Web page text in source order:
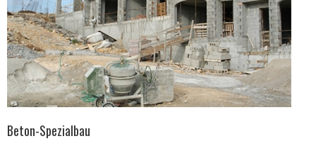
Beton-Spezialbau